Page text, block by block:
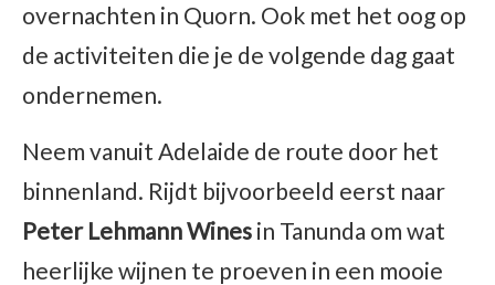
overnachten in Quorn. Ook met het oog op
de activiteiten die je de volgende dag gaat
ondernemen.
Neem vanuit Adelaide de route door het
binnenland. Rijdt bijvoorbeeld eerst naar
Peter Lehmann Wines in Tanunda om wat
heerlijke wijnen te proeven in een mooie